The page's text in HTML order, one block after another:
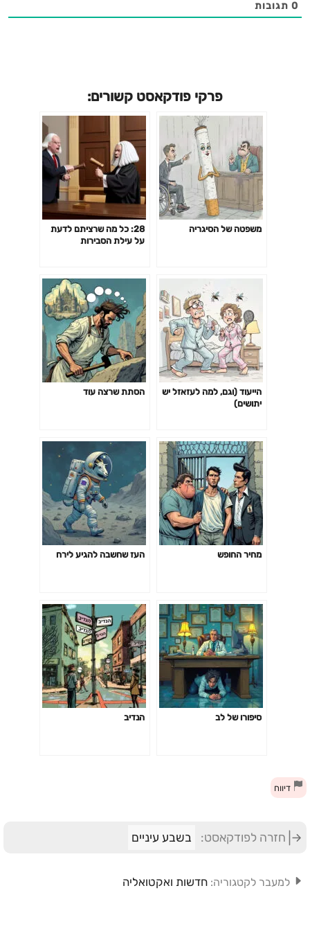
0 תגובות
פרקי פודקאסט קשורים:
משפטה של הסיגריה
28: כל מה שרציתם לדעת
על עילת הסבירות
הייעוד (וגם, למה לעזאזל יש
יתושים)
הסתת שרצה עוד
מחיר החופש העז שחשבה להגיע לירח
סיפורו של לב הנדיב
דיווח
חזרה לפודקאסט: בשבע עיניים
למעבר לקטגוריה: חדשות ואקטואליה